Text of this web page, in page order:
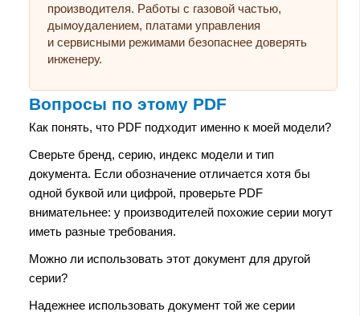
производителя. Работы с газовой частью,
дымоудалением, платами управления
и сервисными режимами безопаснее доверять
инженеру.
Вопросы по этому PDF
Как понять, что PDF подходит именно к моей модели?
Сверьте бренд, серию, индекс модели и тип
документа. Если обозначение отличается хотя бы
одной буквой или цифрой, проверьте PDF
внимательнее: у производителей похожие серии могут
иметь разные требования.
Можно ли использовать этот документ для другой
серии?
Надежнее использовать документ той же серии